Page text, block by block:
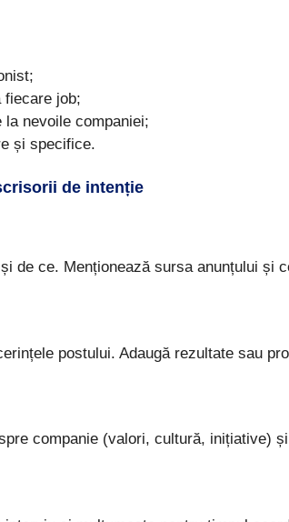
fiecare job;
nevoile companiei;
și specifice.
de intenție
de ce. Menționează sursa anunțului și
postului. Adaugă rezultate sau
companie (valori, cultură, inițiative)